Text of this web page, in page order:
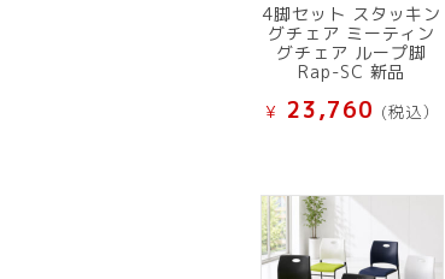
4脚セット スタッキン
グチェア ミーティン
グチェア ループ脚
Rap-SC 新品
¥ 23,760 (税込）